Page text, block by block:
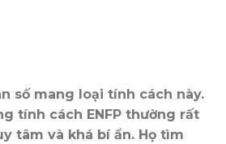
số mang loại tính cách này.
tính cách ENFP thường rất
tâm và khá bí ẩn. Họ tìm